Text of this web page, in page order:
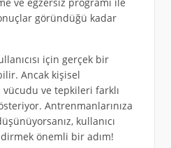
ve egzersiz programı ile
göründüğü kadar
için gerçek bir
Ancak kişisel
ve tepkileri farklı
Antrenmanlarınıza
kullanıcı
önemli bir adım!